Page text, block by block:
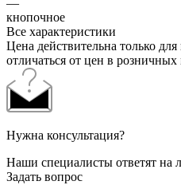
кнопочное
Все характеристики
Цена действительна только
отличаться от цен в розничных
Нужна консультация?
Наши специалисты ответят
Задать вопрос